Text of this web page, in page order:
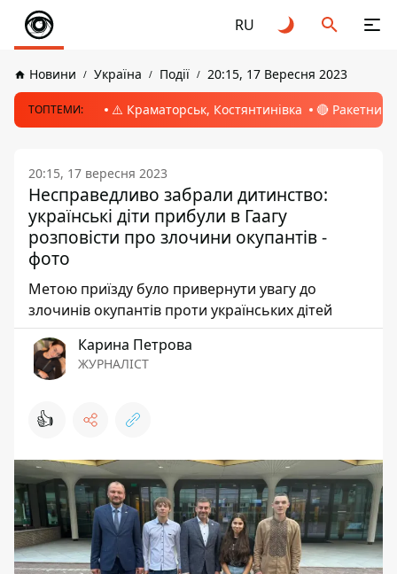
RU
Новини Україна Події 20:15, 17 Вересня 2023
ТОПТЕМИ: ⚠️ Краматорськ, Костянтинівка 🔴 Ракетний
20:15, 17 вересня 2023
Несправедливо забрали дитинство:
українські діти прибули в Гаагу
розповісти про злочини окупантів -
фото
Метою приїзду було привернути увагу до
злочинів окупантів проти українських дітей
Карина Петрова
ЖУРНАЛІСТ
👍